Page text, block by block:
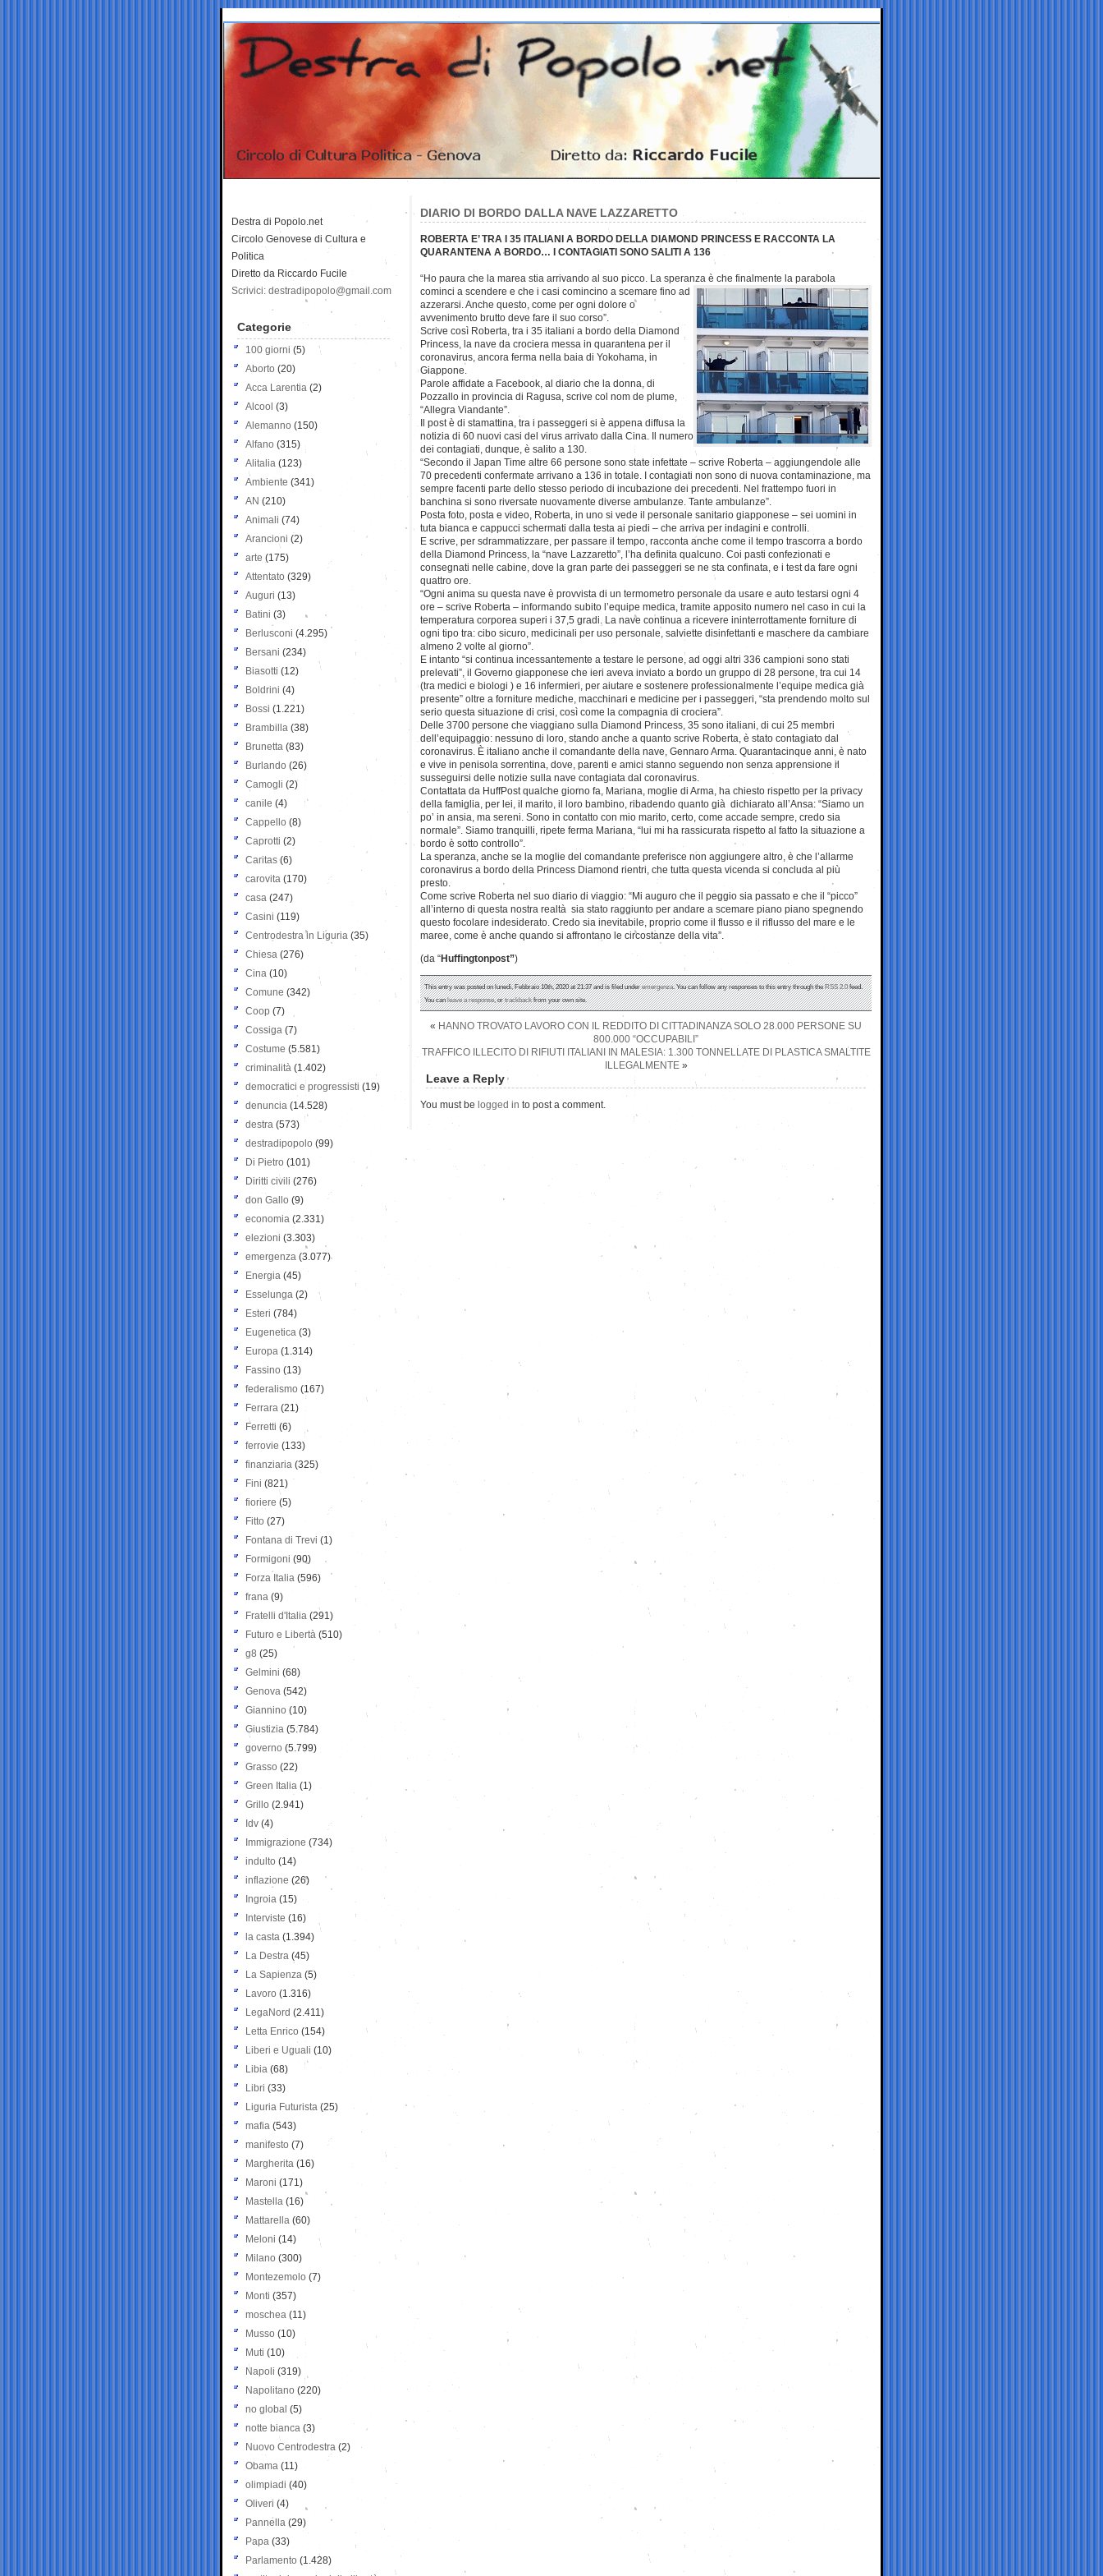
DIARIO DI BORDO DALLA NAVE LAZZARETTO
ROBERTA E’ TRA I 35 ITALIANI A BORDO DELLA DIAMOND PRINCESS E RACCONTA LA
QUARANTENA A BORDO… I CONTAGIATI SONO SALITI A 136
“Ho paura che la marea stia arrivando al suo picco. La speranza è che finalmente la parabola
cominci a scendere e che i casi comincino a scemare fino ad
azzerarsi. Anche questo, come per ogni dolore o
avvenimento brutto deve fare il suo corso”.
Scrive così Roberta, tra i 35 italiani a bordo della Diamond
Princess, la nave da crociera messa in quarantena per il
coronavirus, ancora ferma nella baia di Yokohama, in
Giappone.
Parole affidate a Facebook, al diario che la donna, di
Pozzallo in provincia di Ragusa, scrive col nom de plume,
“Allegra Viandante”.
Il post è di stamattina, tra i passeggeri si è appena diffusa la
notizia di 60 nuovi casi del virus arrivato dalla Cina. Il numero
dei contagiati, dunque, è salito a 130.
“Secondo il Japan Time altre 66 persone sono state infettate – scrive Roberta – aggiungendole alle
70 precedenti confermate arrivano a 136 in totale. I contagiati non sono di nuova contaminazione, ma
sempre facenti parte dello stesso periodo di incubazione dei precedenti. Nel frattempo fuori in
banchina si sono riversate nuovamente diverse ambulanze. Tante ambulanze”.
Posta foto, posta e video, Roberta, in uno si vede il personale sanitario giapponese – sei uomini in
tuta bianca e cappucci schermati dalla testa ai piedi – che arriva per indagini e controlli.
E scrive, per sdrammatizzare, per passare il tempo, racconta anche come il tempo trascorra a bordo
della Diamond Princess, la “nave Lazzaretto”, l’ha definita qualcuno. Coi pasti confezionati e
consegnati nelle cabine, dove la gran parte dei passeggeri se ne sta confinata, e i test da fare ogni
quattro ore.
“Ogni anima su questa nave è provvista di un termometro personale da usare e auto testarsi ogni 4
ore – scrive Roberta – informando subito l’equipe medica, tramite apposito numero nel caso in cui la
temperatura corporea superi i 37,5 gradi. La nave continua a ricevere ininterrottamente forniture di
ogni tipo tra: cibo sicuro, medicinali per uso personale, salviette disinfettanti e maschere da cambiare
almeno 2 volte al giorno”.
E intanto “si continua incessantemente a testare le persone, ad oggi altri 336 campioni sono stati
prelevati”, il Governo giapponese che ieri aveva inviato a bordo un gruppo di 28 persone, tra cui 14
(tra medici e biologi ) e 16 infermieri, per aiutare e sostenere professionalmente l’equipe medica già
presente” oltre a forniture mediche, macchinari e medicine per i passeggeri, “sta prendendo molto sul
serio questa situazione di crisi, così come la compagnia di crociera”.
Delle 3700 persone che viaggiano sulla Diamond Princess, 35 sono italiani, di cui 25 membri
dell’equipaggio: nessuno di loro, stando anche a quanto scrive Roberta, è stato contagiato dal
coronavirus. È italiano anche il comandante della nave, Gennaro Arma. Quarantacinque anni, è nato
e vive in penisola sorrentina, dove, parenti e amici stanno seguendo non senza apprensione il
susseguirsi delle notizie sulla nave contagiata dal coronavirus.
Contattata da HuffPost qualche giorno fa, Mariana, moglie di Arma, ha chiesto rispetto per la privacy
della famiglia, per lei, il marito, il loro bambino, ribadendo quanto già dichiarato all’Ansa: “Siamo un
po’ in ansia, ma sereni. Sono in contatto con mio marito, certo, come accade sempre, credo sia
normale”. Siamo tranquilli, ripete ferma Mariana, “lui mi ha rassicurata rispetto al fatto la situazione a
bordo è sotto controllo”.
La speranza, anche se la moglie del comandante preferisce non aggiungere altro, è che l’allarme
coronavirus a bordo della Princess Diamond rientri, che tutta questa vicenda si concluda al più
presto.
Come scrive Roberta nel suo diario di viaggio: “Mi auguro che il peggio sia passato e che il “picco”
all’interno di questa nostra realtà sia stato raggiunto per andare a scemare piano piano spegnendo
questo focolare indesiderato. Credo sia inevitabile, proprio come il flusso e il riflusso del mare e le
maree, come è anche quando si affrontano le circostanze della vita”.
(da “Huffingtonpost”)
This entry was posted on lunedì, Febbraio 10th, 2020 at 21:37 and is filed underemergenza. You can follow any responses to this entry through theRSS 2.0feed.
You canleave a response, ortrackbackfrom your own site.
« HANNO TROVATO LAVORO CON IL REDDITO DI CITTADINANZA SOLO 28.000 PERSONE SU
800.000 “OCCUPABILI”
TRAFFICO ILLECITO DI RIFIUTI ITALIANI IN MALESIA: 1.300 TONNELLATE DI PLASTICA SMALTITE
ILLEGALMENTE»
Leave a Reply
You must be logged in to post a comment.
Destra di Popolo.net
Circolo Genovese di Cultura e
Politica
Diretto da Riccardo Fucile
Scrivici: destradipopolo@gmail.com
Categorie
100 giorni (5)
Aborto (20)
Acca Larentia (2)
Alcool (3)
Alemanno (150)
Alfano (315)
Alitalia (123)
Ambiente (341)
AN (210)
Animali (74)
Arancioni (2)
arte (175)
Attentato (329)
Auguri (13)
Batini (3)
Berlusconi (4.295)
Bersani (234)
Biasotti (12)
Boldrini (4)
Bossi (1.221)
Brambilla (38)
Brunetta (83)
Burlando (26)
Camogli (2)
canile (4)
Cappello (8)
Caprotti (2)
Caritas (6)
carovita (170)
casa (247)
Casini (119)
Centrodestra in Liguria (35)
Chiesa (276)
Cina (10)
Comune (342)
Coop (7)
Cossiga (7)
Costume (5.581)
criminalità (1.402)
democratici e progressisti (19)
denuncia (14.528)
destra (573)
destradipopolo (99)
Di Pietro (101)
Diritti civili (276)
don Gallo (9)
economia (2.331)
elezioni (3.303)
emergenza (3.077)
Energia (45)
Esselunga (2)
Esteri (784)
Eugenetica (3)
Europa (1.314)
Fassino (13)
federalismo (167)
Ferrara (21)
Ferretti (6)
ferrovie (133)
finanziaria (325)
Fini (821)
fioriere (5)
Fitto (27)
Fontana di Trevi (1)
Formigoni (90)
Forza Italia (596)
frana (9)
Fratelli d'Italia (291)
Futuro e Libertà (510)
g8 (25)
Gelmini (68)
Genova (542)
Giannino (10)
Giustizia (5.784)
governo (5.799)
Grasso (22)
Green Italia (1)
Grillo (2.941)
Idv (4)
Immigrazione (734)
indulto (14)
inflazione (26)
Ingroia (15)
Interviste (16)
la casta (1.394)
La Destra (45)
La Sapienza (5)
Lavoro (1.316)
LegaNord (2.411)
Letta Enrico (154)
Liberi e Uguali (10)
Libia (68)
Libri (33)
Liguria Futurista (25)
mafia (543)
manifesto (7)
Margherita (16)
Maroni (171)
Mastella (16)
Mattarella (60)
Meloni (14)
Milano (300)
Montezemolo (7)
Monti (357)
moschea (11)
Musso (10)
Muti (10)
Napoli (319)
Napolitano (220)
no global (5)
notte bianca (3)
Nuovo Centrodestra (2)
Obama (11)
olimpiadi (40)
Oliveri (4)
Pannella (29)
Papa (33)
Parlamento (1.428)